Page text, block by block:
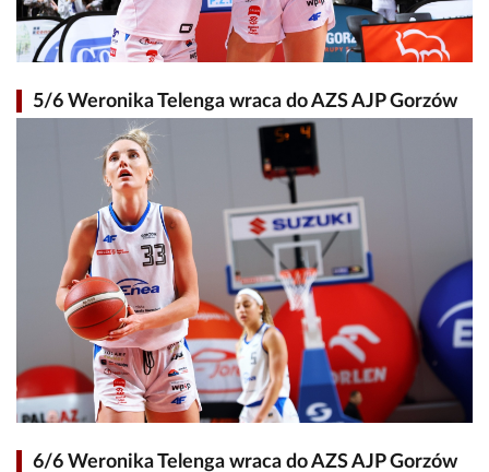
5/6 Weronika Telenga wraca do AZS AJP Gorzów
6/6 Weronika Telenga wraca do AZS AJP Gorzów